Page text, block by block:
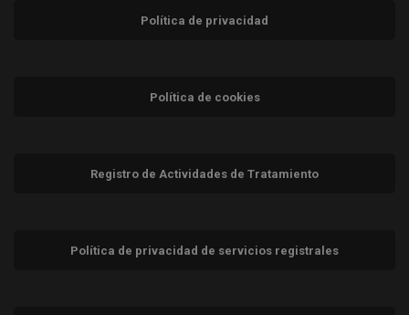
Política de privacidad
Política de cookies
Registro de Actividades de Tratamiento
Política de privacidad de servicios registrales